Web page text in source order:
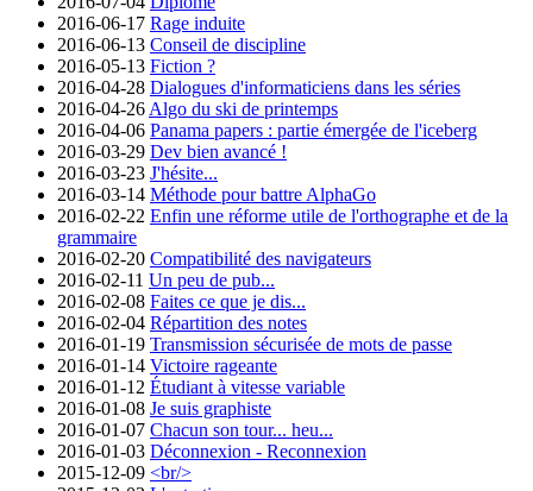
2016-06-17 Rage induite
2016-06-13 Conseil de discipline
2016-05-13 Fiction ?
2016-04-28 Dialogues d'informaticiens dans les séries
2016-04-26 Algo du ski de printemps
2016-04-06 Panama papers : partie émergée de l'iceberg
2016-03-29 Dev bien avancé !
2016-03-23 J'hésite...
2016-03-14 Méthode pour battre AlphaGo
2016-02-22 Enfin une réforme utile de l'orthographe et de la
grammaire
2016-02-20 Compatibilité des navigateurs
2016-02-11 Un peu de pub...
2016-02-08 Faites ce que je dis...
2016-02-04 Répartition des notes
2016-01-19 Transmission sécurisée de mots de passe
2016-01-14 Victoire rageante
2016-01-12 Étudiant à vitesse variable
2016-01-08 Je suis graphiste
2016-01-07 Chacun son tour... heu...
2016-01-03 Déconnexion - Reconnexion
2015-12-09 <br/>